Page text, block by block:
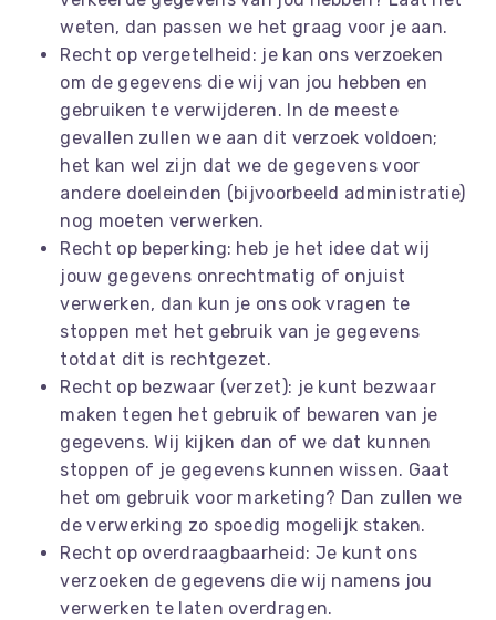
weten, dan passen we het graag voor je aan.
Recht op vergetelheid: je kan ons verzoeken
om de gegevens die wij van jou hebben en
gebruiken te verwijderen. In de meeste
gevallen zullen we aan dit verzoek voldoen;
het kan wel zijn dat we de gegevens voor
andere doeleinden (bijvoorbeeld administratie)
nog moeten verwerken.
Recht op beperking: heb je het idee dat wij
jouw gegevens onrechtmatig of onjuist
verwerken, dan kun je ons ook vragen te
stoppen met het gebruik van je gegevens
totdat dit is rechtgezet.
Recht op bezwaar (verzet): je kunt bezwaar
maken tegen het gebruik of bewaren van je
gegevens. Wij kijken dan of we dat kunnen
stoppen of je gegevens kunnen wissen. Gaat
het om gebruik voor marketing? Dan zullen we
de verwerking zo spoedig mogelijk staken.
Recht op overdraagbaarheid: Je kunt ons
verzoeken de gegevens die wij namens jou
verwerken te laten overdragen.